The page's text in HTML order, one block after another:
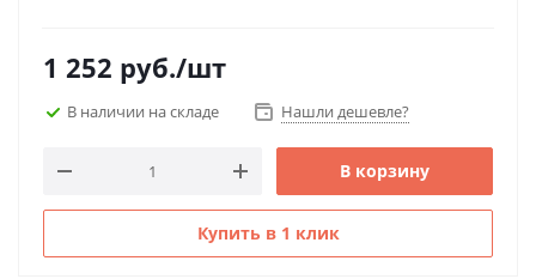
1 252 руб./шт
В наличии на складе Нашли дешевле?
В корзину
Купить в 1 клик